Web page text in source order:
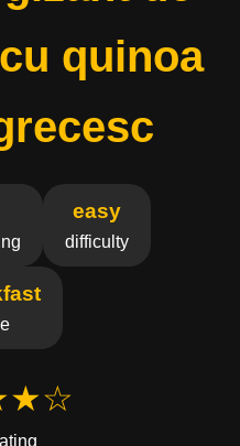
quinoa
easy
difficulty